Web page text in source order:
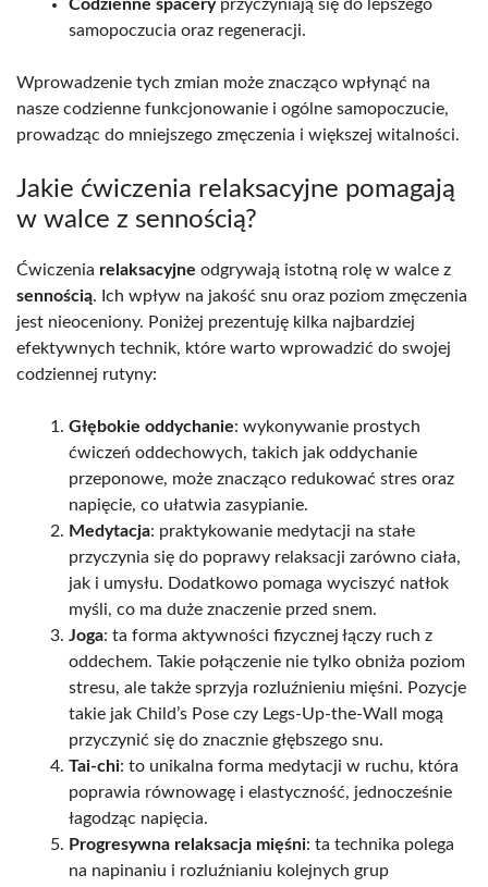
Codzienne spaceryprzyczyniają się do lepszego
samopoczucia oraz regeneracji.
Wprowadzenie tych zmian może znacząco wpłynąć na
nasze codzienne funkcjonowanie i ogólne samopoczucie,
prowadząc do mniejszego zmęczenia i większej witalności.
Jakie ćwiczenia relaksacyjne pomagają
w walce z sennością?
Ćwiczenia relaksacyjne odgrywają istotną rolę w walce z
sennością. Ich wpływ na jakość snu oraz poziom zmęczenia
jest nieoceniony. Poniżej prezentuję kilka najbardziej
efektywnych technik, które warto wprowadzić do swojej
codziennej rutyny:
Głębokie oddychanie: wykonywanie prostych
ćwiczeń oddechowych, takich jak oddychanie
przeponowe, może znacząco redukować stres oraz
napięcie, co ułatwia zasypianie.
Medytacja: praktykowanie medytacji na stałe
przyczynia się do poprawy relaksacji zarówno ciała,
jak i umysłu. Dodatkowo pomaga wyciszyć natłok
myśli, co ma duże znaczenie przed snem.
Joga: ta forma aktywności fizycznej łączy ruch z
oddechem. Takie połączenie nie tylko obniża poziom
stresu, ale także sprzyja rozluźnieniu mięśni. Pozycje
takie jak Child’s Pose czy Legs-Up-the-Wall mogą
przyczynić się do znacznie głębszego snu.
Tai-chi: to unikalna forma medytacji w ruchu, która
poprawia równowagę i elastyczność, jednocześnie
łagodząc napięcia.
Progresywna relaksacja mięśni: ta technika polega
na napinaniu i rozluźnianiu kolejnych grup